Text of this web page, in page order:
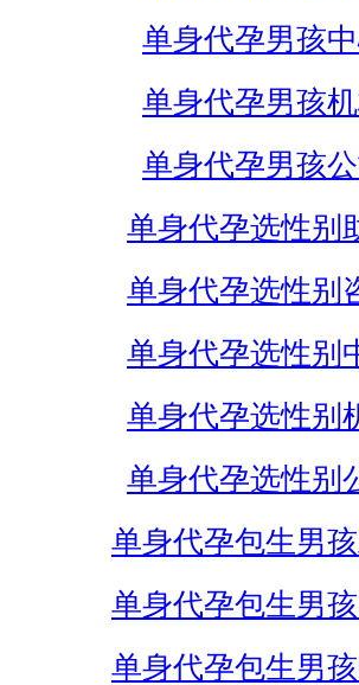
单身代孕男孩
单身代孕男孩
单身代孕男孩公
单身代孕选性别
单身代孕选性别
单身代孕选性别
单身代孕选性别
单身代孕选性别
单身代孕包生男
单身代孕包生男
单身代孕包生男